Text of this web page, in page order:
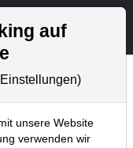
und Artikelsuche
auf
unsere Website
verwenden wir